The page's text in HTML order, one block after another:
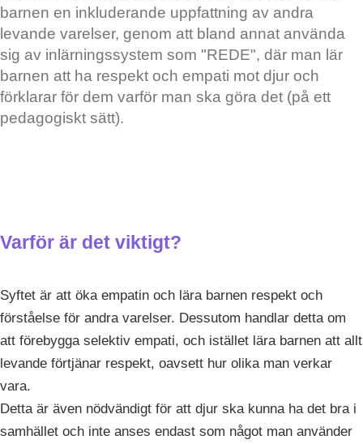
barnen en inkluderande uppfattning av andra
levande varelser, genom att bland annat använda
sig av inlärningssystem som "REDE", där man lär
barnen att ha respekt och empati mot djur och
förklarar för dem varför man ska göra det (på ett
pedagogiskt sätt).
Varför är det viktigt?
Syftet är att öka empatin och lära barnen respekt och
förståelse för andra varelser. Dessutom handlar detta om
att förebygga selektiv empati, och istället lära barnen att allt
levande förtjänar respekt, oavsett hur olika man verkar
vara.
Detta är även nödvändigt för att djur ska kunna ha det bra i
samhället och inte anses endast som något man använder